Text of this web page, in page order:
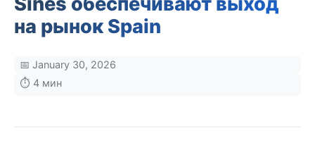
на рынок Spain
📅 January 30, 2026
⏱️ 4 мин